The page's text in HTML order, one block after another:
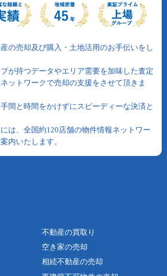
の売却及び購入・土地活用のお手伝いをし
が持つデータやエリア需要を加味した査定
ットワークで売却の支援をさせて頂きま
間と時間をかけずにスピーディーな決済と
は、全国約120店舗の物件情報ネットワー
内いたします。
不動産の買取り
空き家の売却
相続不動産の売却